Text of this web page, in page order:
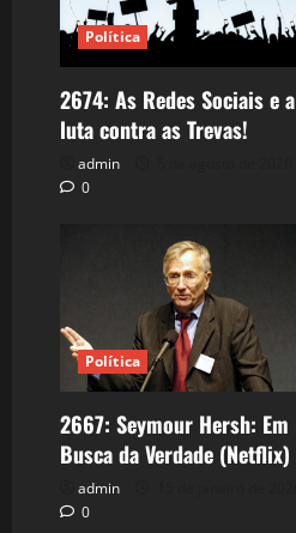
Política
2674: As Redes Sociais e a
luta contra as Trevas!
admin
0
Política
2667: Seymour Hersh: Em
Busca da Verdade (Netflix)
admin
0